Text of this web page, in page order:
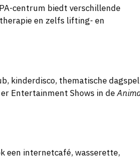
centrum biedt verschillende
en zelfs lifting- en
kinderdisco, thematische
Entertainment Shows in de
een internetcafé, wasserette,